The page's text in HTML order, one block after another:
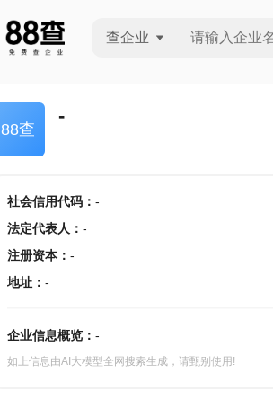
查企业
88查
-
社会信用代码： -
法定代表人 ： -
注册资本： -
地址： -
企业信息概览： -
如上信息由AI大模型全网搜索生成，请甄别使用!